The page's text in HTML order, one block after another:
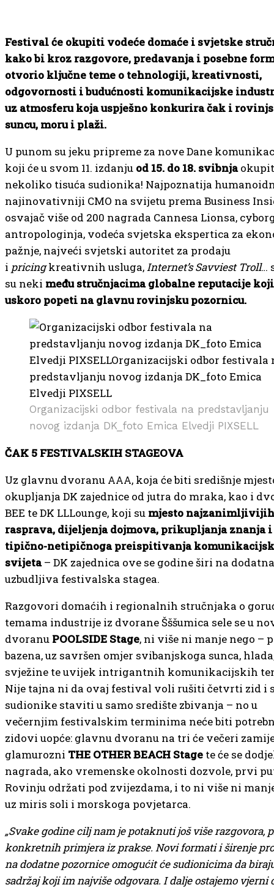
Festival će okupiti vodeće domaće i svjetske
kako bi kroz razgovore, predavanja i posebne
otvorio ključne teme o tehnologiji, kreativnosti,
odgovornosti i budućnosti komunikacijske
uz atmosferu koja uspješno konkurira čak i
suncu, moru i plaži.
U punom su jeku pripreme za nove Dane
koji će u svom 11. izdanju od 15. do 18. svibnja
nekoliko tisuća sudionika! Najpoznatija
najinovativniji CMO na svijetu prema Business
osvajač više od 200 nagrada Cannesa Lionsa,
antropologinja, vodeća svjetska ekspertica za
pažnje, najveći svjetski autoritet za prodaju
i pricingkreativnih usluga,Internet’s Savviest Troll…
su neki među stručnjacima globalne reputacije koji
uskoro popeti na glavnu rovinjsku pozornicu.
Organizacijski odbor festivala na predstavljanju
novog izdanja DK_foto Emica Elvedji PIXSELL
ČAK 5 FESTIVALSKIH STAGEOVA
Uz glavnu dvoranu AAA, koja će biti središnje
okupljanja DK zajednice od jutra do mraka, kao i
BEE te DK LLLounge, koji su mjesto najzanimljivijih
rasprava, dijeljenja dojmova, prikupljanja znanja i
tipično-netipičnoga preispitivanja
svijeta– DK zajednica ove se godine širi na
uzbudljiva festivalska stagea.
Razgovori domaćih i regionalnih stručnjaka o
temama industrije iz dvorane Šššumica sele se u
dvoranu POOLSIDE Stage, ni više ni manje nego –
bazena, uz savršen omjer svibanjskoga sunca,
svježine te uvijek intrigantnih komunikacijskih
Nije tajna ni da ovaj festival voli rušiti četvrti zid i
sudionike staviti u samo središte zbivanja – no u
večernjim festivalskim terminima neće biti
zidovi uopće: glavnu dvoranu na tri će večeri
glamurozni THE OTHER BEACH Stage te će se
nagrada, ako vremenske okolnosti dozvole, prvi
Rovinju održati pod zvijezdama, i to ni više ni
uz miris soli i morskoga povjetarca.
„Svake godine cilj nam je potaknuti još više razgovora,
konkretnih primjera iz prakse. Novi formati i širenje
na dodatne pozornice omogućit će sudionicima da
sadržaj koji im najviše odgovara. I dalje ostajemo vjerni